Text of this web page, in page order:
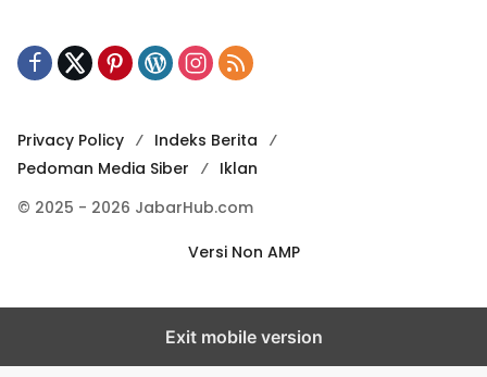
Privacy Policy
Indeks Berita
Pedoman Media Siber
Iklan
© 2025 - 2026 JabarHub.com
Versi Non AMP
Exit mobile version